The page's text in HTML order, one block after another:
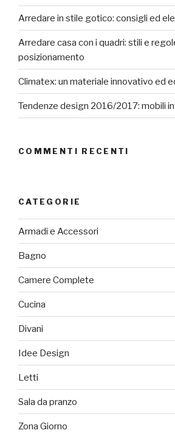
Arredare in stile gotico: consigli ed
Arredare casa con i quadri: stili e
posizionamento
Climatex: un materiale innovativo ed
Tendenze design 2016/2017: mobili
COMMENTI RECENTI
CATEGORIE
Armadi e Accessori
Bagno
Camere Complete
Cucina
Divani
Idee Design
Letti
Sala da pranzo
Zona Giorno